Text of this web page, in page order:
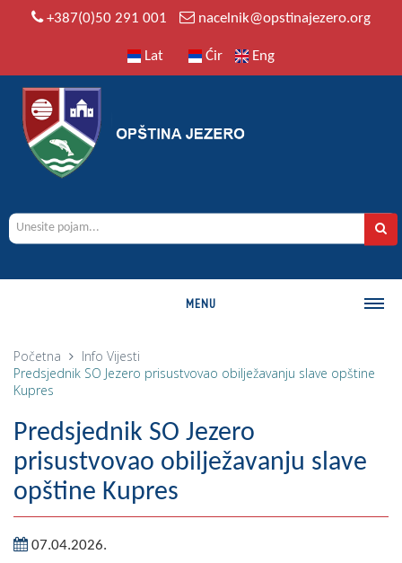
+387(0)50 291 001 nacelnik@opstinajezero.org
Lat Ćir Eng
MENU
Geografija
Naseljena mjesta
Zanimljivosti
Fotogalerija
Početna Info Vijesti
Predsjednik SO Jezero prisustvovao obilježavanju slave opštine
Kupres
Predsjednik SO Jezero
prisustvovao obilježavanju slave
opštine Kupres
07.04.2026.